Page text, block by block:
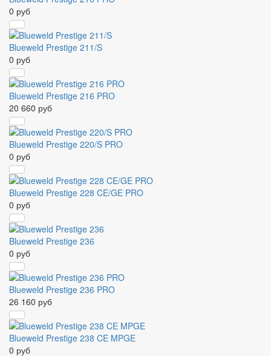
0 руб
Blueweld Prestige 211/S
0 руб
Blueweld Prestige 216 PRO
20 660 руб
Blueweld Prestige 220/S PRO
0 руб
Blueweld Prestige 228 CE/GE PRO
0 руб
Blueweld Prestige 236
0 руб
Blueweld Prestige 236 PRO
26 160 руб
Blueweld Prestige 238 CE MPGE
0 руб